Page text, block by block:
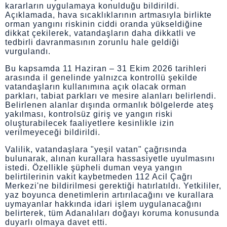
kararların uygulamaya konulduğu bildirildi.
Açıklamada, hava sıcaklıklarının artmasıyla birlikte
orman yangını riskinin ciddi oranda yükseldiğine
dikkat çekilerek, vatandaşların daha dikkatli ve
tedbirli davranmasının zorunlu hale geldiği
vurgulandı.
Bu kapsamda 11 Haziran – 31 Ekim 2026 tarihleri
arasında il genelinde yalnızca kontrollü şekilde
vatandaşların kullanımına açık olacak orman
parkları, tabiat parkları ve mesire alanları belirlendi.
Belirlenen alanlar dışında ormanlık bölgelerde ateş
yakılması, kontrolsüz giriş ve yangın riski
oluşturabilecek faaliyetlere kesinlikle izin
verilmeyeceği bildirildi.
Valilik, vatandaşlara "yeşil vatan" çağrısında
bulunarak, alınan kurallara hassasiyetle uyulmasını
istedi. Özellikle şüpheli duman veya yangın
belirtilerinin vakit kaybetmeden 112 Acil Çağrı
Merkezi'ne bildirilmesi gerektiği hatırlatıldı. Yetkililer,
yaz boyunca denetimlerin artırılacağını ve kurallara
uymayanlar hakkında idari işlem uygulanacağını
belirterek, tüm Adanalıları doğayı koruma konusunda
duyarlı olmaya davet etti.